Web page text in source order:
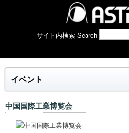
サイト内検索 Search
イベント
中国国際工業博覧会